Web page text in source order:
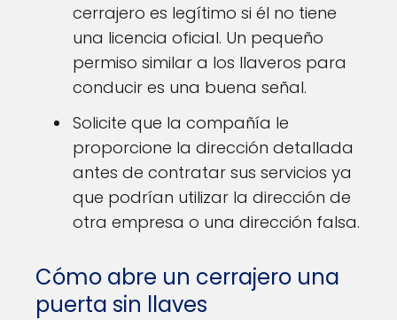
cerrajero es legítimo si él no tiene
una licencia oficial. Un pequeño
permiso similar a los llaveros para
conducir es una buena señal.
Solicite que la compañía le
proporcione la dirección detallada
antes de contratar sus servicios ya
que podrían utilizar la dirección de
otra empresa o una dirección falsa.
Cómo abre un cerrajero una
puerta sin llaves